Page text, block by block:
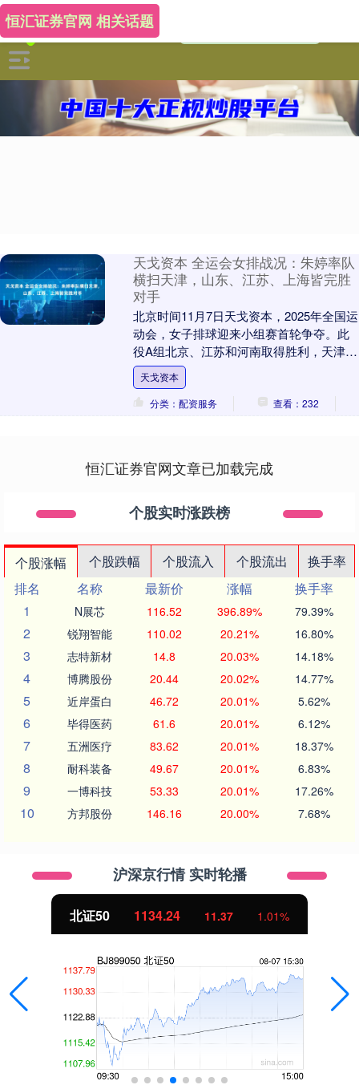
恒汇证券官网 相关话题
天戈资本 全运会女排战况：朱婷率队
横扫天津，山东、江苏、上海皆完胜
对手
北京时间11月7日天戈资本，2025年全国运
动会，女子排球迎来小组赛首轮争夺。此
役A组北京、江苏和河南取得胜利，天津女
排完败给河南爆出大冷，而B组上海、福建
和山....
天戈资本
分类：配资服务
查看：232
恒汇证券官网文章已加载完成
个股实时涨跌榜
个股涨幅 个股跌幅 个股流入 个股流出
换手率
排名
名称 最新价 涨幅
换手率
1
N展芯 116.52 396.89% 79.39%
2 锐翔智能 110.02 20.21% 16.80%
3 志特新材 14.8 20.03% 14.18%
4 博腾股份 20.44 20.02% 14.77%
5 近岸蛋白 46.72 20.01% 5.62%
6 毕得医药 61.6 20.01% 6.12%
7 五洲医疗 83.62 20.01% 18.37%
8 耐科装备 49.67 20.01% 6.83%
9 一博科技 53.33 20.01% 17.26%
10 方邦股份 146.16 20.00% 7.68%
沪深京行情 实时轮播
北证50 1134.24 11.37 1.01%